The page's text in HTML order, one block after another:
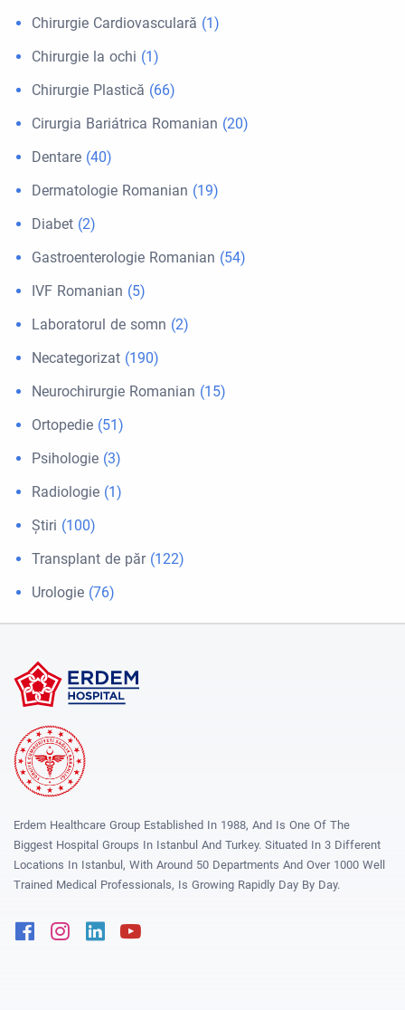
Chirurgie Cardiovasculară (1)
Chirurgie la ochi (1)
Chirurgie Plastică (66)
Cirurgia Bariátrica Romanian (20)
Dentare (40)
Dermatologie Romanian (19)
Diabet (2)
Gastroenterologie Romanian (54)
IVF Romanian (5)
Laboratorul de somn (2)
Necategorizat (190)
Neurochirurgie Romanian (15)
Ortopedie (51)
Psihologie (3)
Radiologie (1)
Ştiri (100)
Transplant de păr(122)
Urologie (76)
Erdem Healthcare Group Established In 1988, And Is One Of The
Biggest Hospital Groups In Istanbul And Turkey. Situated In 3 Different
Locations In Istanbul, With Around 50 Departments And Over 1000 Well
Trained Medical Professionals, Is Growing Rapidly Day By Day.
FacebookInstagram
Linkedin